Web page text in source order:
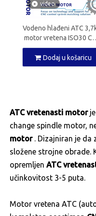
video
Vodeno hlađeni ATC
motor vretena ISO30
vreteno za CNC
Dodaj u košaricu
ATC vretenasti motor
change spindle motor,
motor . Dizajniran je da
složene strojne obrade.
opremljen ATC
učinkovitost 3-5 puta.
Motor vretena ATC